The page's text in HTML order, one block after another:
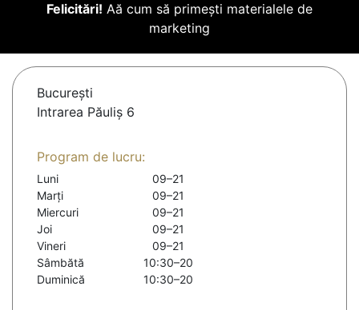
Felicitări! Aă cum să primești materialele de
marketing
Bucureşti
Intrarea Păuliș 6
Program de lucru:
Luni
09–21
Marți
09–21
Miercuri
09–21
Joi
09–21
Vineri
09–21
Sâmbătă
10:30–20
Duminică
10:30–20